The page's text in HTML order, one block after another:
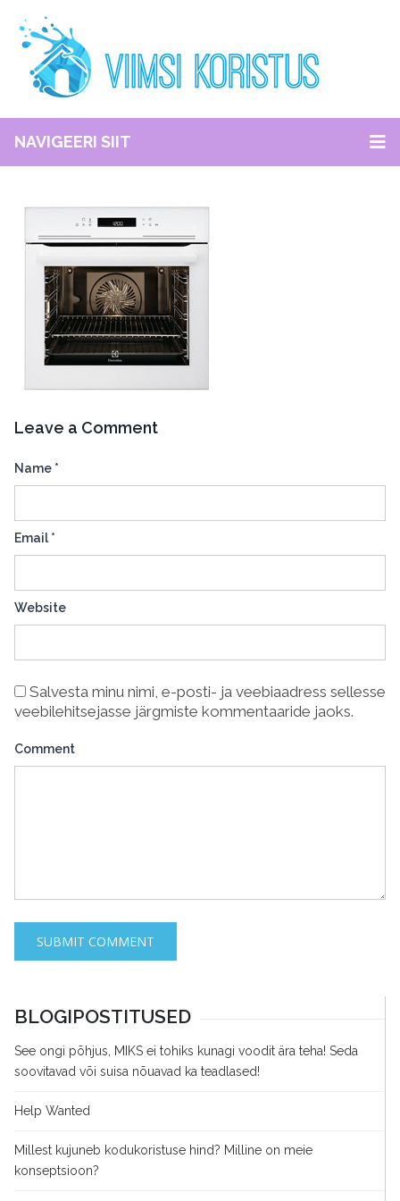
NAVIGEERI SIIT
Leave a Comment
Name *
Email *
Website
Salvesta minu nimi, e-posti- ja veebiaadress sellesse
veebilehitsejasse järgmiste kommentaaride jaoks.
Comment
BLOGIPOSTITUSED
See ongi põhjus, MIKS ei tohiks kunagi voodit ära teha! Seda
soovitavad või suisa nõuavad ka teadlased!
Help Wanted
Millest kujuneb kodukoristuse hind? Milline on meie
konseptsioon?